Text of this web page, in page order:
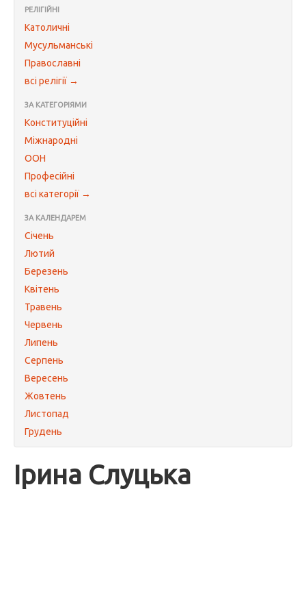
РЕЛІГІЙНІ
Католичні
Мусульманські
Православні
всі релігії →
ЗА КАТЕГОРІЯМИ
Конституційні
Міжнародні
ООН
Професійні
всі категорії →
ЗА КАЛЕНДАРЕМ
Січень
Лютий
Березень
Квітень
Травень
Червень
Липень
Серпень
Вересень
Жовтень
Листопад
Грудень
Ірина Слуцька